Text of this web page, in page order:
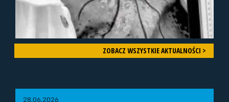
ZOBACZ WSZYSTKIE AKTUALNOŚCI >
28.06.2026